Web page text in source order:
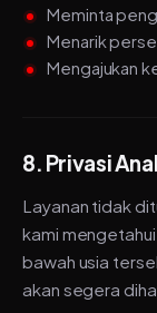
Meminta
Menarik
Mengajukan
8. Privasi
Layanan tidak
kami
bawah usia
akan segera